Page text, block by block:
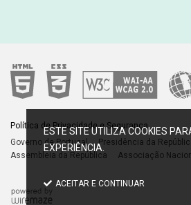
Política de Privacidade e Segurança
Governo de Portugal
Presidência da
Assembleia da República
Associação